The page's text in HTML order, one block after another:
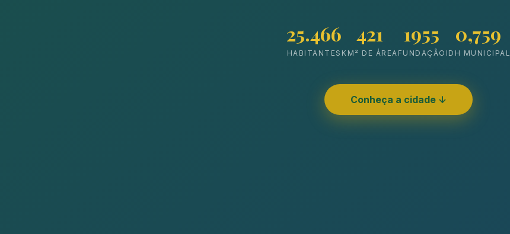
25.466
HABITANTES
421
KM² DE ÁREA
1955
FUNDAÇÃO
0,759
IDH MUNICIPAL
Conheça a cidade ↓